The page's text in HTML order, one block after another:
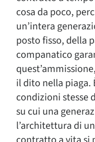
cosa da poco,
un’intera
posto fisso, della
companatico
il dito nella piaga.
condizioni stesse
su cui una
l’architettura di